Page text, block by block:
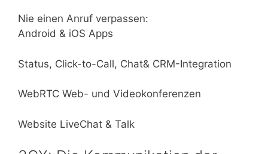
Nie einen Anruf verpassen:
Android & iOS Apps
Status, Click-to-Call, Chat& CRM-Integration
WebRTC Web- und Videokonferenzen
Website LiveChat & Talk